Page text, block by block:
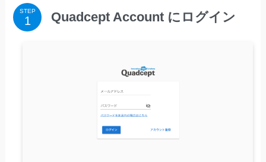
STEP Quadcept Account にログイン